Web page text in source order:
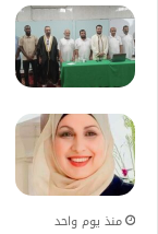
منذ يوم واحد